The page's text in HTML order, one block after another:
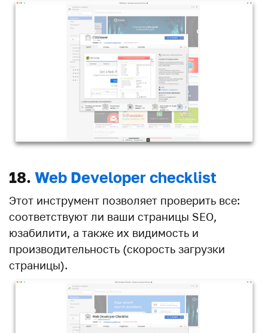
18. Web Developer checklist
Этот инструмент позволяет проверить все:
соответствуют ли ваши страницы SEO,
юзабилити, а также их видимость и
производительность (скорость загрузки
страницы).